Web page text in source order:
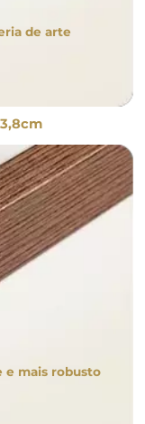
de arte
3,8cm
e mais robusto